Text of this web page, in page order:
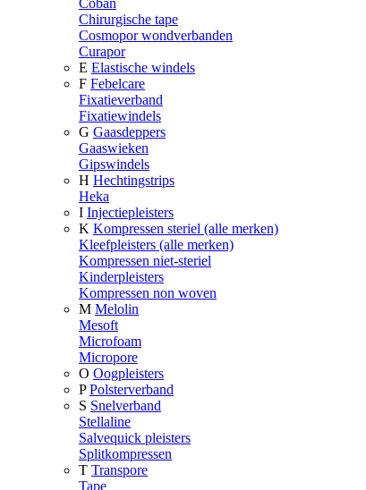
Coban
Chirurgische tape
Cosmopor wondverbanden
Curapor
E Elastische windels
F Febelcare
Fixatieverband
Fixatiewindels
G Gaasdeppers
Gaaswieken
Gipswindels
H Hechtingstrips
Heka
I Injectiepleisters
K Kompressen steriel (alle merken)
Kleefpleisters (alle merken)
Kompressen niet-steriel
Kinderpleisters
Kompressen non woven
M Melolin
Mesoft
Microfoam
Micropore
O Oogpleisters
P Polsterverband
S Snelverband
Stellaline
Salvequick pleisters
Splitkompressen
T Transpore
Tape